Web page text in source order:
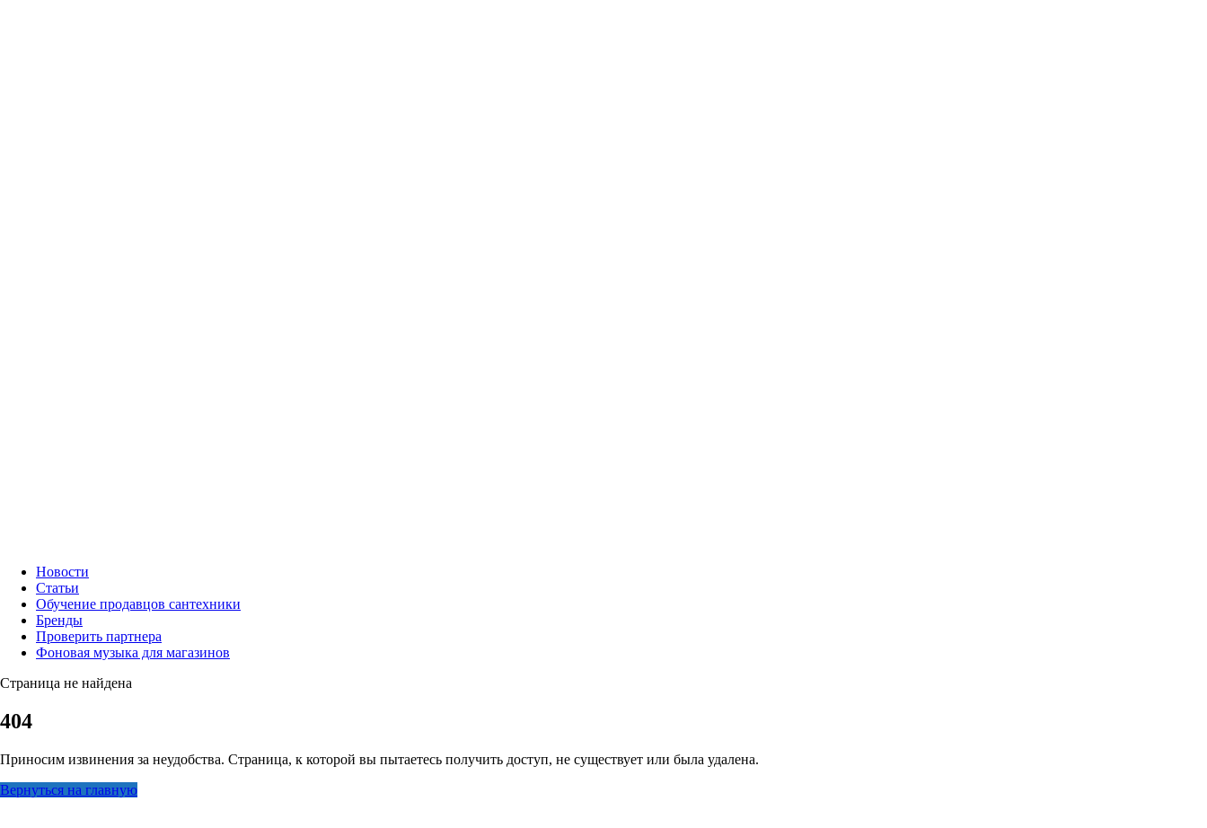
Новости
Статьи
Обучение продавцов сантехники
Бренды
Проверить партнера
Фоновая музыка для магазинов
Страница не найдена
404
Приносим извинения за неудобства. Страница, к которой вы пытаетесь получить доступ, не существует или была удалена.
Вернуться на главную